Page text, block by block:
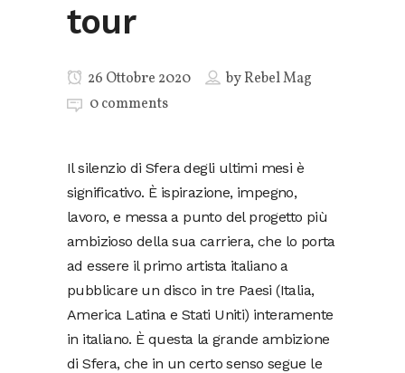
tour
26 Ottobre 2020 byRebel Mag
0 comments
Il silenzio di Sfera degli ultimi mesi è
significativo. È ispirazione, impegno,
lavoro, e messa a punto del progetto più
ambizioso della sua carriera, che lo porta
ad essere il primo artista italiano a
pubblicare un disco in tre Paesi (Italia,
America Latina e Stati Uniti) interamente
in italiano. È questa la grande ambizione
di Sfera, che in un certo senso segue le